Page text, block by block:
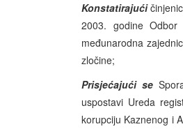
Konstatirajući
2003. godine
međunarodna
zločine;
Prisjećajući se
uspostavi Ureda
korupciju Kaznenog i